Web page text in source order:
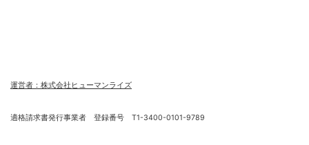
運営者：株式会社ヒューマンライズ
適格請求書発行事業者 登録番号 T1-3400-0101-9789